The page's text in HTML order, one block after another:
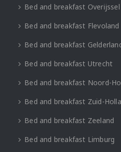
Bed and breakfast Overijssel
Bed and breakfast Flevoland
Bed and breakfast
Bed and breakfast Utrecht
Bed and breakfast Noord-
Bed and breakfast Zuid-
Bed and breakfast Zeeland
Bed and breakfast Limburg